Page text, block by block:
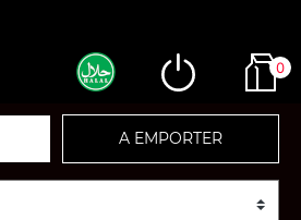
0
A EMPORTER